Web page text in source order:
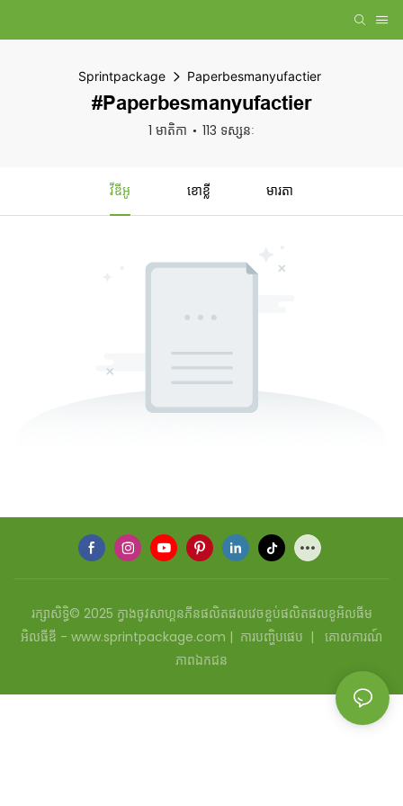
Sprintpackage Paperbesmanyufactier
#Paperbesmanyufactier
1 មាតិកា 113 ទស្សនៈ
វីឌីអូ ខោខ្លី មារតា
រក្សាសិទ្ធិ© 2025 ក្វាងចូវសាហ្គនភីនផលិតផលវេចខ្ចប់ផលិតផលខូអិលធីម
អិលធីឌី - www.sprintpackage.com | ការបញ្ហិបផេប |
គោលការណ៍
ភាពឯកជន